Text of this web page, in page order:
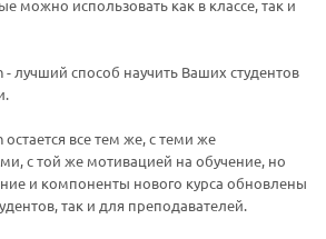
можно использовать как в классе, так и
- лучший способ научить Ваших студентов
все тем же, с теми же
с той же мотивацией на обучение, но
и компоненты нового курса обновлены
так и для преподавателей.